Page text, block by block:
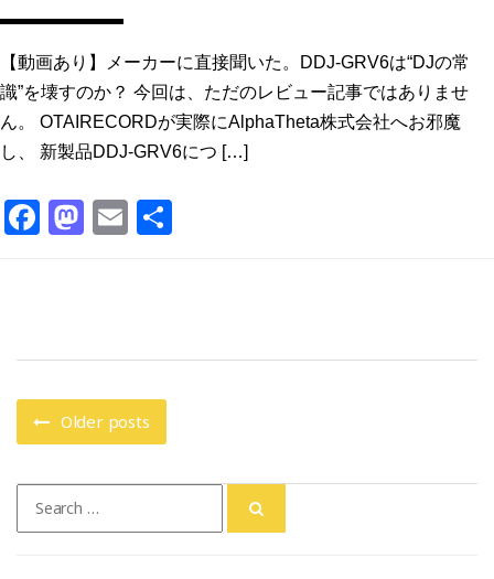
【動画あり】メーカーに直接聞いた。DDJ-GRV6は“DJの常
識”を壊すのか？ 今回は、ただのレビュー記事ではありませ
ん。 OTAIRECORDが実際にAlphaTheta株式会社へお邪魔
し、 新製品DDJ-GRV6につ […]
F
b
o
o
M
d
o
n
E
Older posts
for: